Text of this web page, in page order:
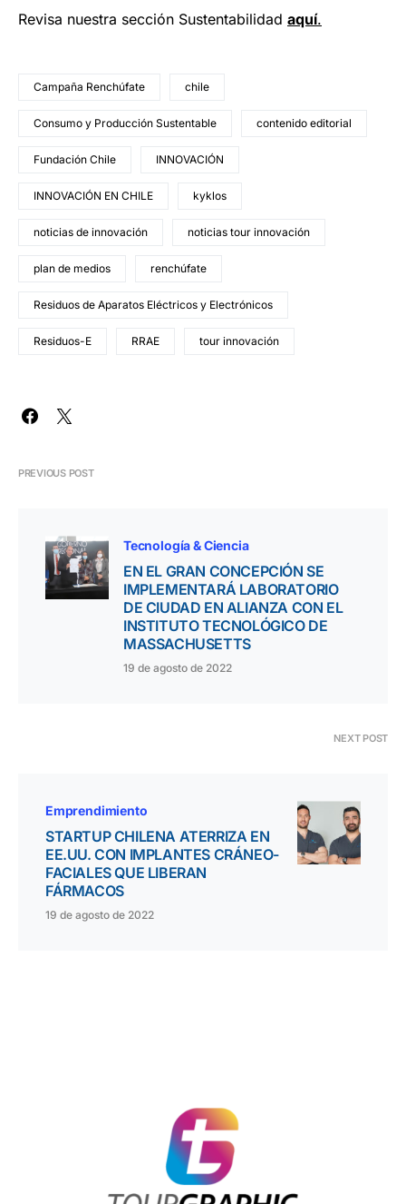
Revisa nuestra sección Sustentabilidad aquí.
Campaña Renchúfate chile
Consumo y Producción Sustentable contenido editorial
Fundación Chile INNOVACIÓN
INNOVACIÓN EN CHILE kyklos
noticias de innovación noticias tour innovación
plan de medios renchúfate
Residuos de Aparatos Eléctricos y Electrónicos
Residuos-E RRAE tour innovación
PREVIOUS POST
Tecnología & Ciencia
EN EL GRAN CONCEPCIÓN SE
IMPLEMENTARÁ LABORATORIO
DE CIUDAD EN ALIANZA CON EL
INSTITUTO TECNOLÓGICO DE
MASSACHUSETTS
19 de agosto de 2022
NEXT POST
Emprendimiento
STARTUP CHILENA ATERRIZA EN
EE.UU. CON IMPLANTES CRÁNEO-
FACIALES QUE LIBERAN
FÁRMACOS
19 de agosto de 2022